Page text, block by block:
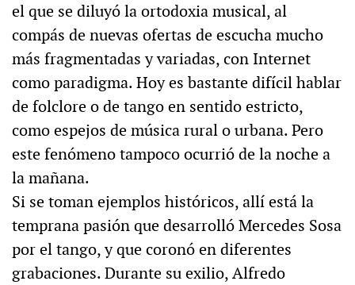
el que se diluyó la ortodoxia musical, al
compás de nuevas ofertas de escucha mucho
más fragmentadas y variadas, con Internet
como paradigma. Hoy es bastante difícil hablar
de folclore o de tango en sentido estricto,
como espejos de música rural o urbana. Pero
este fenómeno tampoco ocurrió de la noche a
la mañana.
Si se toman ejemplos históricos, allí está la
temprana pasión que desarrolló Mercedes Sosa
por el tango, y que coronó en diferentes
grabaciones. Durante su exilio, Alfredo